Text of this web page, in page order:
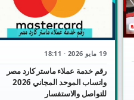
19 مايو 2026 · 18:11
رقم خدمة عملاء ماستر كارد مصر
واتساب الموحد المجاني 2026
للتواصل والاستفسار